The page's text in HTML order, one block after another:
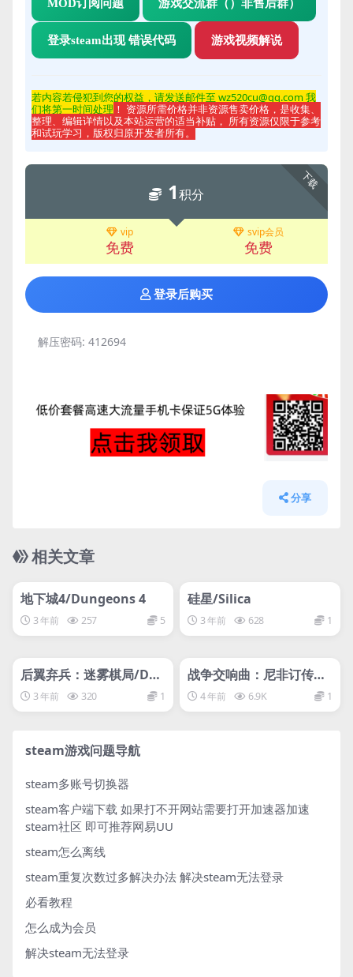
MOD订阅问题 游戏交流群（）非售后群）
登录steam出现 错误代码 游戏视频解说
若内容若侵犯到您的权益，请发送邮件至 wz520cu@qq.com 我
们将第一时间处理 ！ 资源所需价格并非资源售卖价格，是收集、
整理、编辑详情以及本站运营的适当补贴， 所有资源仅限于参考
和试玩学习，版权归原开发者所有。
下载
1积分
vip
免费
svip会员
免费
登录后购买
解压密码: 412694
分享
相关文章
网盘下载游戏
地下城4/Dungeons 4
3 年前 257 5
硅星/Silica
3 年前 628 1
网盘下载游戏
后翼弃兵：迷雾棋局/Dar
k Chess
3 年前 320 1
网盘下载游戏
战争交响曲：尼非订传奇/
Symphony of War: The
Nephilim Saga
4 年前 6.9K 1
steam游戏问题导航
steam多账号切换器
steam客户端下载 如果打不开网站需要打开加速器加速
steam社区 即可推荐网易UU
steam怎么离线
steam重复次数过多解决办法 解决steam无法登录
必看教程
怎么成为会员
解决steam无法登录